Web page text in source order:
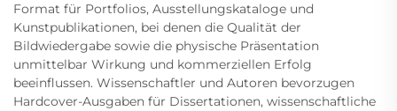
Format für Portfolios, Ausstellungskataloge und
Kunstpublikationen, bei denen die Qualität der
Bildwiedergabe sowie die physische Präsentation
unmittelbar Wirkung und kommerziellen Erfolg
beeinflussen. Wissenschaftler und Autoren bevorzugen
Hardcover-Ausgaben für Dissertationen, wissenschaftliche